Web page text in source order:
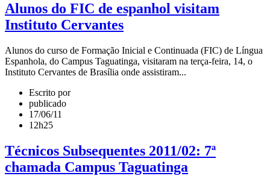
Alunos do FIC de espanhol visitam
Instituto Cervantes
Alunos do curso de Formação Inicial e Continuada (FIC) de Língua
Espanhola, do Campus Taguatinga, visitaram na terça-feira, 14, o
Instituto Cervantes de Brasília onde assistiram...
Escrito por
publicado
17/06/11
12h25
Técnicos Subsequentes 2011/02: 7ª
chamada Campus Taguatinga